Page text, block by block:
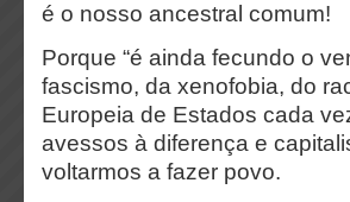
é o nosso ancestral comum!
Porque “é ainda fecundo o
fascismo, da xenofobia, do
Europeia de Estados cada
avessos à diferença e
voltarmos a fazer povo.